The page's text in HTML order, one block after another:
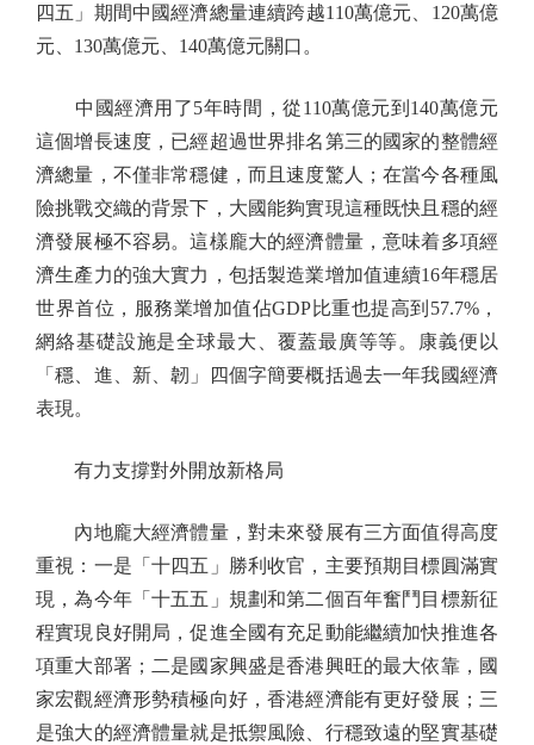
四五」期間中國經濟總量連續跨越110萬億元、120萬億
元、130萬億元、140萬億元關口。
中國經濟用了5年時間，從110萬億元到140萬億元
這個增長速度，已經超過世界排名第三的國家的整體經
濟總量，不僅非常穩健，而且速度驚人；在當今各種風
險挑戰交織的背景下，大國能夠實現這種既快且穩的經
濟發展極不容易。這樣龐大的經濟體量，意味着多項經
濟生產力的強大實力，包括製造業增加值連續16年穩居
世界首位，服務業增加值佔GDP比重也提高到57.7%，
網絡基礎設施是全球最大、覆蓋最廣等等。康義便以
「穩、進、新、韌」四個字簡要概括過去一年我國經濟
表現。
有力支撐對外開放新格局
內地龐大經濟體量，對未來發展有三方面值得高度
重視：一是「十四五」勝利收官，主要預期目標圓滿實
現，為今年「十五五」規劃和第二個百年奮鬥目標新征
程實現良好開局，促進全國有充足動能繼續加快推進各
項重大部署；二是國家興盛是香港興旺的最大依靠，國
家宏觀經濟形勢積極向好，香港經濟能有更好發展；三
是強大的經濟體量就是抵禦風險、行穩致遠的堅實基礎